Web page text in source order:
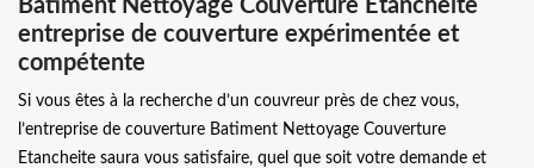
Batiment Nettoyage Couverture Etancheite
entreprise de couverture expérimentée et
compétente
Si vous êtes à la recherche d’un couvreur près de chez vous,
l’entreprise de couverture Batiment Nettoyage Couverture
Etancheite saura vous satisfaire, quel que soit votre demande et